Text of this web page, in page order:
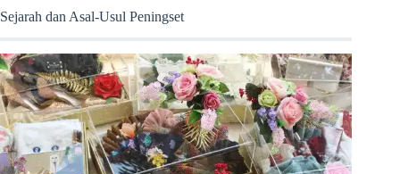
Sejarah dan Asal-Usul Peningset